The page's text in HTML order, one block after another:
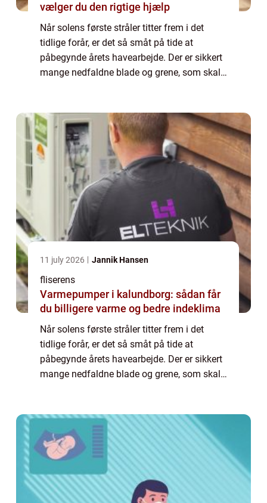
vælger du den rigtige hjælp
Når solens første stråler titter frem i det
tidlige forår, er det så småt på tide at
påbegynde årets havearbejde. Der er sikkert
mange nedfaldne blade og grene, som skal
11 july 2026 Jannik Hansen
fliserens
Varmepumper i kalundborg: sådan får
du billigere varme og bedre indeklima
Når solens første stråler titter frem i det
tidlige forår, er det så småt på tide at
påbegynde årets havearbejde. Der er sikkert
mange nedfaldne blade og grene, som skal